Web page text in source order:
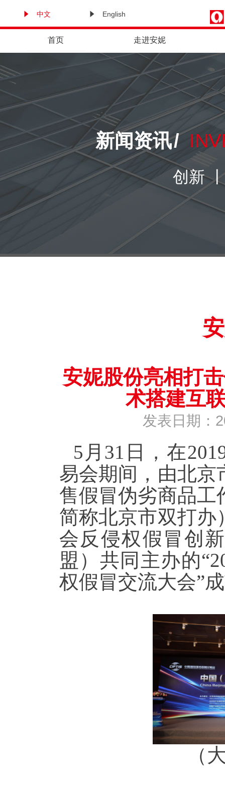
中文 English
首页 走进安妮
新闻资讯/
创新
安妮股份亮相打
术搭建互
发表日期：
5月31日，在
易会期间，由北京
售假冒伪劣商品工
简称北京市双打办
会反侵权假冒创
盟）共同主办的
权假冒交流大会”
（